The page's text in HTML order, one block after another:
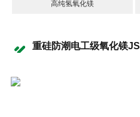
高纯氢氧化镁
重硅防潮电工级氧化镁